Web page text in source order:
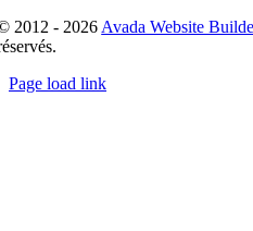
2012 - 2026 Avada Website
Page load link